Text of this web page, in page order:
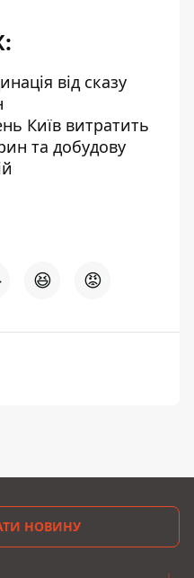
від сказу
Київ витратить
та добудову
😆 😡
НОВИНУ